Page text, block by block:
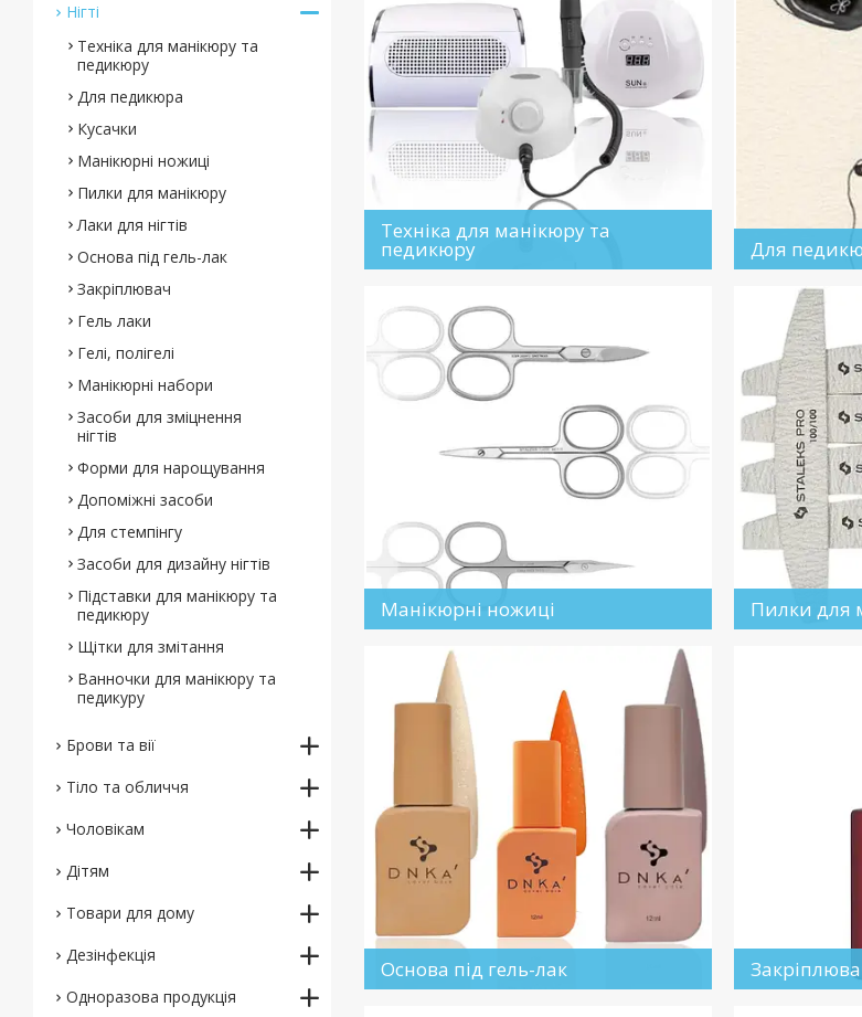
Техніка для манікюру та
педикюру Для
Манікюрні ножиці Пилки для
Основа під гель-лак
Нігті
Техніка для манікюру та
педикюру
Для педикюра
Кусачки
Манікюрні ножиці
Пилки для манікюру
Лаки для нігтів
Основа під гель-лак
Закріплювач
Гель лаки
Гелі, полігелі
Манікюрні набори
Засоби для зміцнення
нігтів
Форми для нарощування
Допоміжні засоби
Для стемпінгу
Засоби для дизайну нігтів
Підставки для манікюру та
педикюру
Щітки для змітання
Ванночки для манікюру та
педикуру
Брови та вії
Тіло та обличчя
Чоловікам
Дітям
Товари для дому
Дезінфекція
Одноразова продукція